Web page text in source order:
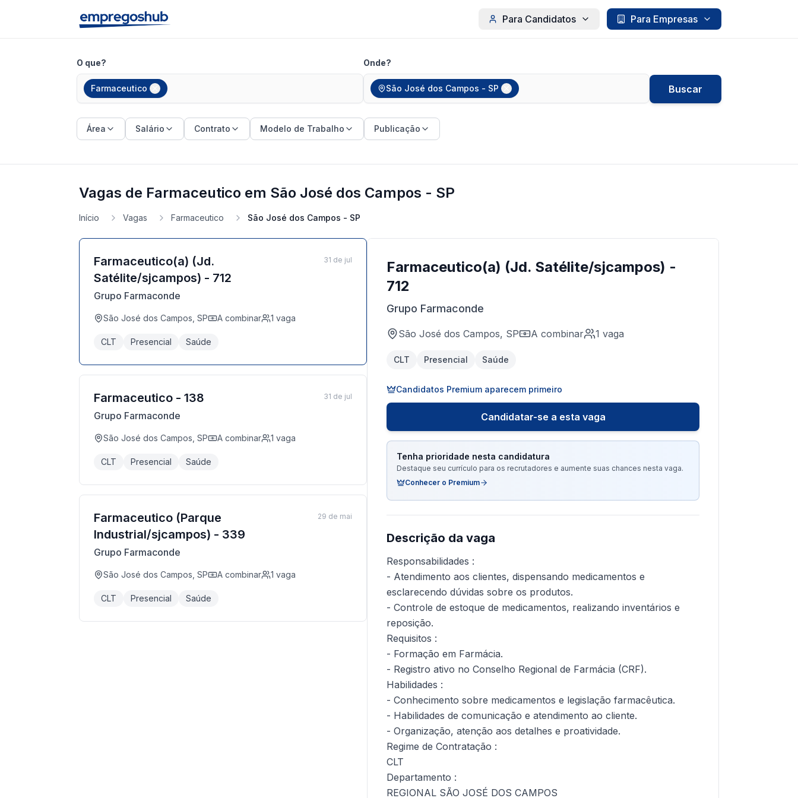
Para Candidatos Para Empresas
O que?
Farmaceutico
Onde?
São José dos Campos - SP Buscar
Área Salário Contrato Modelo de Trabalho Publicação
Vagas de Farmaceutico em São José dos Campos - SP
Início Vagas Farmaceutico São José dos Campos - SP
Farmaceutico(a) (Jd.
Satélite/sjcampos) - 712
Grupo Farmaconde
São José dos Campos, SP A combinar 1 vaga
CLT Presencial Saúde
31 de jul
Farmaceutico - 138
Grupo Farmaconde
São José dos Campos, SP A combinar 1 vaga
CLT Presencial Saúde
31 de jul
Farmaceutico (Parque
Industrial/sjcampos) - 339
Grupo Farmaconde
São José dos Campos, SP A combinar 1 vaga
CLT Presencial Saúde
29 de mai
Farmaceutico(a) (Jd. Satélite/sjcampos) -
712
Grupo Farmaconde
São José dos Campos, SP A combinar 1 vaga
CLT Presencial Saúde
Candidatos Premium aparecem primeiro
Candidatar-se a esta vaga
Tenha prioridade nesta candidatura
Destaque seu currículo para os recrutadores e aumente suas chances nesta vaga.
Conhecer o Premium
Descrição da vaga
Responsabilidades :
- Atendimento aos clientes, dispensando medicamentos e
esclarecendo dúvidas sobre os produtos.
- Controle de estoque de medicamentos, realizando inventários e
reposição.
Requisitos :
- Formação em Farmácia.
- Registro ativo no Conselho Regional de Farmácia (CRF).
Habilidades :
- Conhecimento sobre medicamentos e legislação farmacêutica.
- Habilidades de comunicação e atendimento ao cliente.
- Organização, atenção aos detalhes e proatividade.
Regime de Contratação :
CLT
Departamento :
REGIONAL SÃO JOSÉ DOS CAMPOS